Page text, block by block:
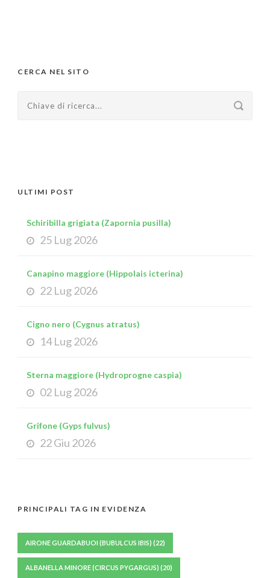
CERCA NEL SITO
ULTIMI POST
Schiribilla grigiata (Zapornia pusilla)
25 Lug 2026
Canapino maggiore (Hippolais icterina)
22 Lug 2026
Cigno nero (Cygnus atratus)
14 Lug 2026
Sterna maggiore (Hydroprogne caspia)
02 Lug 2026
Grifone (Gyps fulvus)
22 Giu 2026
PRINCIPALI TAG IN EVIDENZA
AIRONE GUARDABUOI (BUBULCUS IBIS) (22)
ALBANELLA MINORE (CIRCUS PYGARGUS) (20)